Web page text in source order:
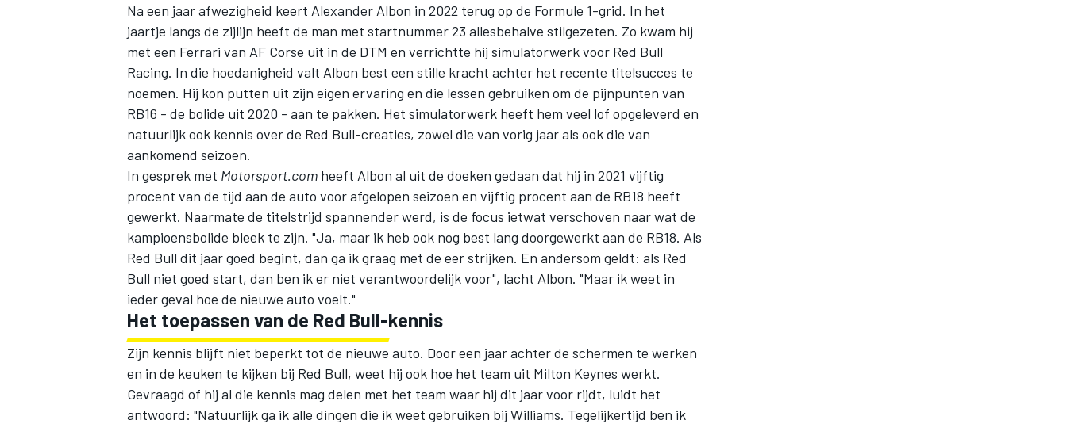
WEC DTM
Na een jaar afwezigheid keert Alexander Albon in 2022 terug op de Formule 1-grid. In het
jaartje langs de zijlijn heeft de man met startnummer 23 allesbehalve stilgezeten. Zo kwam hij
met een Ferrari van AF Corse uit in de DTM en verrichtte hij simulatorwerk voor Red Bull
Racing. In die hoedanigheid valt Albon best een stille kracht achter het recente titelsucces te
noemen. Hij kon putten uit zijn eigen ervaring en die lessen gebruiken om de pijnpunten van
RB16 - de bolide uit 2020 - aan te pakken. Het simulatorwerk heeft hem veel lof opgeleverd en
natuurlijk ook kennis over de Red Bull-creaties, zowel die van vorig jaar als ook die van
aankomend seizoen.
In gesprek met Motorsport.com heeft Albon al uit de doeken gedaan dat hij in 2021 vijftig
procent van de tijd aan de auto voor afgelopen seizoen en vijftig procent aan de RB18 heeft
gewerkt. Naarmate de titelstrijd spannender werd, is de focus ietwat verschoven naar wat de
kampioensbolide bleek te zijn. "Ja, maar ik heb ook nog best lang doorgewerkt aan de RB18. Als
Red Bull dit jaar goed begint, dan ga ik graag met de eer strijken. En andersom geldt: als Red
Bull niet goed start, dan ben ik er niet verantwoordelijk voor", lacht Albon. "Maar ik weet in
ieder geval hoe de nieuwe auto voelt."
Het toepassen van de Red Bull-kennis
Zijn kennis blijft niet beperkt tot de nieuwe auto. Door een jaar achter de schermen te werken
en in de keuken te kijken bij Red Bull, weet hij ook hoe het team uit Milton Keynes werkt.
Gevraagd of hij al die kennis mag delen met het team waar hij dit jaar voor rijdt, luidt het
antwoord: "Natuurlijk ga ik alle dingen die ik weet gebruiken bij Williams. Tegelijkertijd ben ik